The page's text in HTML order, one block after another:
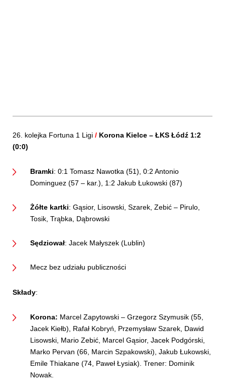
26. kolejka Fortuna 1 Ligi / Korona Kielce – ŁKS Łódź 1:2
(0:0)
Bramki: 0:1 Tomasz Nawotka (51), 0:2 Antonio
Dominguez (57 – kar.), 1:2 Jakub Łukowski (87)
Żółte kartki: Gąsior, Lisowski, Szarek, Zebić – Pirulo,
Tosik, Trąbka, Dąbrowski
Sędziował: Jacek Małyszek (Lublin)
Mecz bez udziału publiczności
Składy:
Korona: Marcel Zapytowski – Grzegorz Szymusik (55,
Jacek Kiełb), Rafał Kobryń, Przemysław Szarek, Dawid
Lisowski, Mario Zebić, Marcel Gąsior, Jacek Podgórski,
Marko Pervan (66, Marcin Szpakowski), Jakub Łukowski,
Emile Thiakane (74, Paweł Łysiak). Trener: Dominik
Nowak.